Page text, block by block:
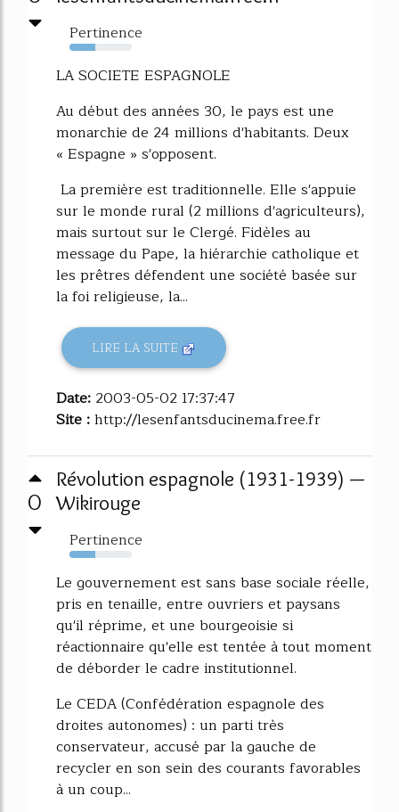
Pertinence
42%
LA SOCIETE ESPAGNOLE
Au début des années 30, le pays est une
monarchie de 24 millions d'habitants. Deux
« Espagne » s'opposent.
La première est traditionnelle. Elle s'appuie
sur le monde rural (2 millions d'agriculteurs),
mais surtout sur le Clergé. Fidèles au
message du Pape, la hiérarchie catholique et
les prêtres défendent une société basée sur
la foi religieuse, la...
LIRE LA SUITE
Date: 2003-05-02 17:37:47
Site :http://lesenfantsducinema.free.fr
0
Révolution espagnole (1931-1939) —
Wikirouge
Pertinence
41%
Le gouvernement est sans base sociale réelle,
pris en tenaille, entre ouvriers et paysans
qu'il réprime, et une bourgeoisie si
réactionnaire qu'elle est tentée à tout moment
de déborder le cadre institutionnel.
Le CEDA (Confédération espagnole des
droites autonomes) : un parti très
conservateur, accusé par la gauche de
recycler en son sein des courants favorables
à un coup...